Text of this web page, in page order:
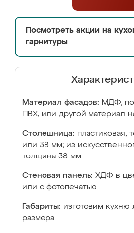
Посмотреть акции на
гарнитуры
Материал фасадов: МДФ,
ПВХ, или другой материал
Столешница: пластиковая,
или 38 мм; из
толщина 38 мм
Стеновая панель: ХДФ в
или с фотопечатью
Габариты: изготовим кухню
размера